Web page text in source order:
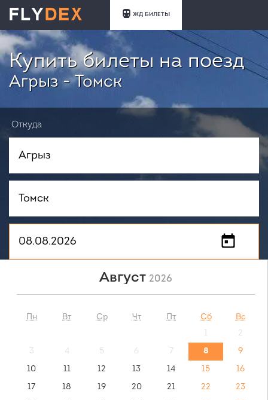
ЖД БИЛЕТЫ
Купить билеты на поезд
Агрыз - Томск
Откуда
НАЙТИ
видео инструкция:
Август 2026
Пн Вт Ср Чт Пт Сб
Вс
1
2
3
4 5 6 7 8
9
10
11 12 13 14 15
16
17
18 19 20 21 22
23